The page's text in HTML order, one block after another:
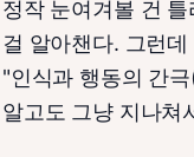
정작 눈여겨볼 건
걸 알아챈다. 그런
"인식과 행동의 간
알고도 그냥 지나쳐